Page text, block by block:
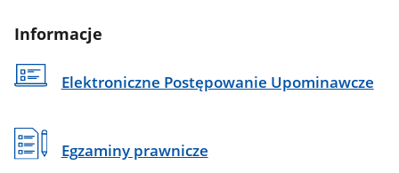
Informacje
Elektroniczne Postępowanie Upominawcze
Egzaminy prawnicze